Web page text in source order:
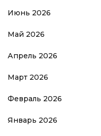
Июнь 2026
Май 2026
Апрель 2026
Март 2026
Февраль 2026
Январь 2026